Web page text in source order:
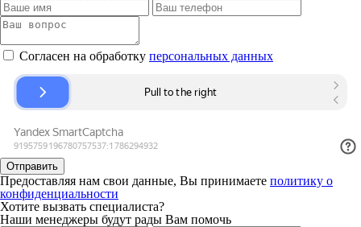
Согласен на обработку персональных данных
Отправить
Предоставляя нам свои данные, Вы принимаете политику о
конфиденциальности
Хотите вызвать специалиста?
Наши менеджеры будут рады Вам помочь